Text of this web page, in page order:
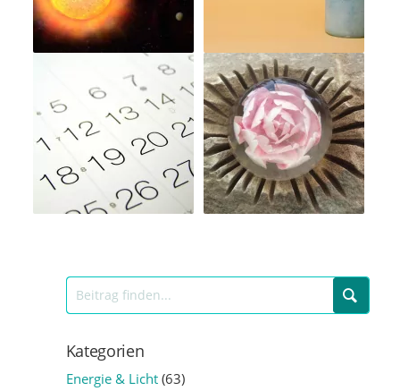
Kategorien
Energie & Licht(63)